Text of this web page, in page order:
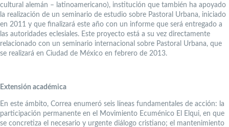
cultural alemán – latinoamericano), institución que también ha apoyado
la realización de un seminario de estudio sobre Pastoral Urbana, iniciado
en 2011 y que finalizará este año con un informe que será entregado a
las autoridades eclesiales. Este proyecto está a su vez directamente
relacionado con un seminario internacional sobre Pastoral Urbana, que
se realizará en Ciudad de México en febrero de 2013.
Extensión académica
En este ámbito, Correa enumeró seis líneas fundamentales de acción: la
participación permanente en el Movimiento Ecuménico El Elqui, en que
se concretiza el necesario y urgente diálogo cristiano; el mantenimiento